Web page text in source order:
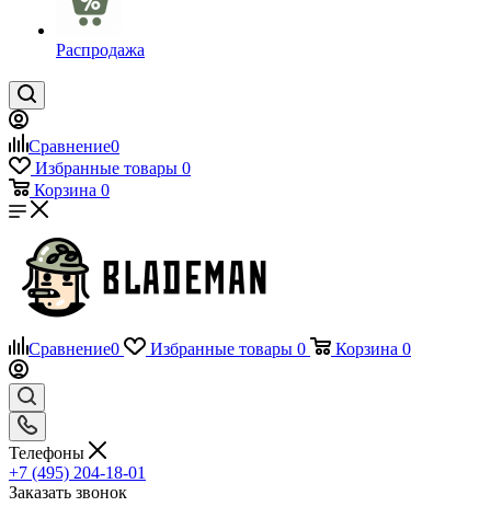
Распродажа
Сравнение0
Избранные товары 0
Корзина 0
Сравнение0 Избранные товары 0 Корзина 0
Телефоны
+7 (495) 204-18-01
Заказать звонок